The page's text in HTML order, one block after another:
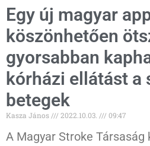
Egy új magyar
köszönhetően
gyorsabban
kórházi ellátást a
betegek
Kasza János 2022.10.03. 09:47
A Magyar Stroke